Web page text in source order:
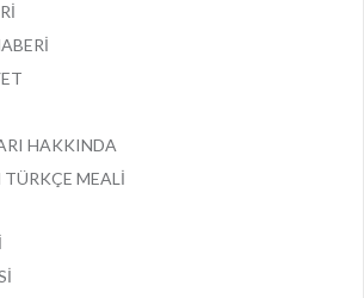
HAKKINDA
TÜRKÇE MEALİ